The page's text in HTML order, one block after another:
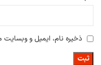
ذخیره نام، ایمیل و